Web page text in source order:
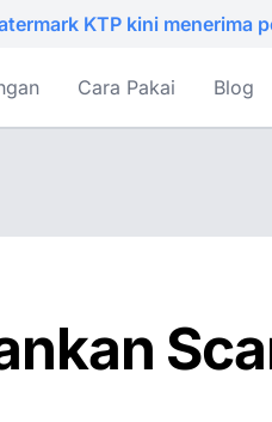
KTP kini menerima
Cara Pakai Blog